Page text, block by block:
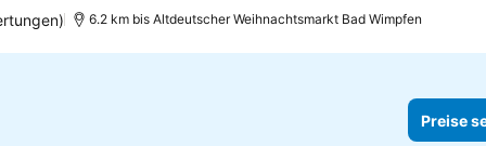
6.2 km bis Altdeutscher Weihnachtsmarkt Bad Wimpfen
Preise